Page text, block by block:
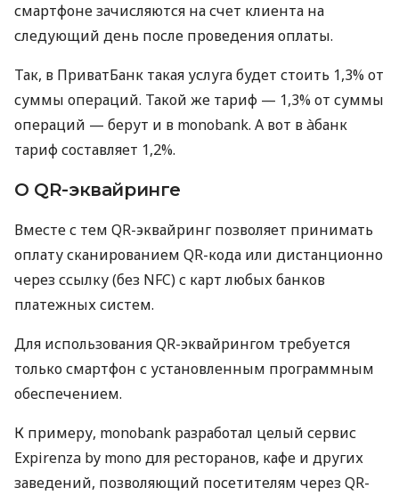
смартфоне зачисляются на счет клиента на
следующий день после проведения оплаты.
Так, в ПриватБанк такая услуга будет стоить 1,3% от
суммы операций. Такой же тариф — 1,3% от суммы
операций — берут и в monobank. А вот в àбанк
тариф составляет 1,2%.
О QR-эквайринге
Вместе с тем QR-эквайринг позволяет принимать
оплату сканированием QR-кода или дистанционно
через ссылку (без NFC) с карт любых банков
платежных систем.
Для использования QR-эквайрингом требуется
только смартфон с установленным программным
обеспечением.
К примеру, monobank разработал целый сервис
Expirenza by mono для ресторанов, кафе и других
заведений, позволяющий посетителям через QR-